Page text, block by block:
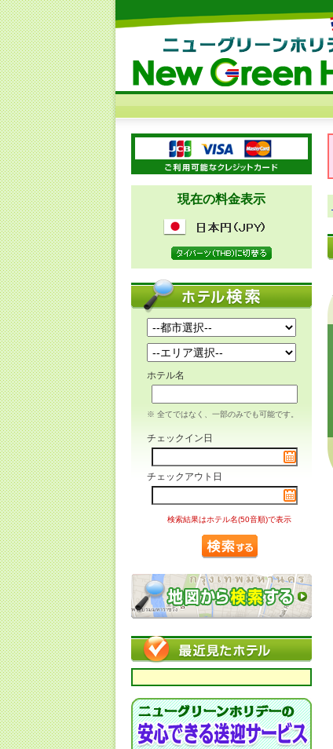
現在の料金表示
ホテル名
※ 全てではなく、一部のみでも可能です。
チェックイン日
チェックアウト日
検索結果はホテル名(50音順)で表示